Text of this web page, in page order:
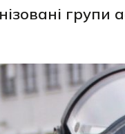
групи